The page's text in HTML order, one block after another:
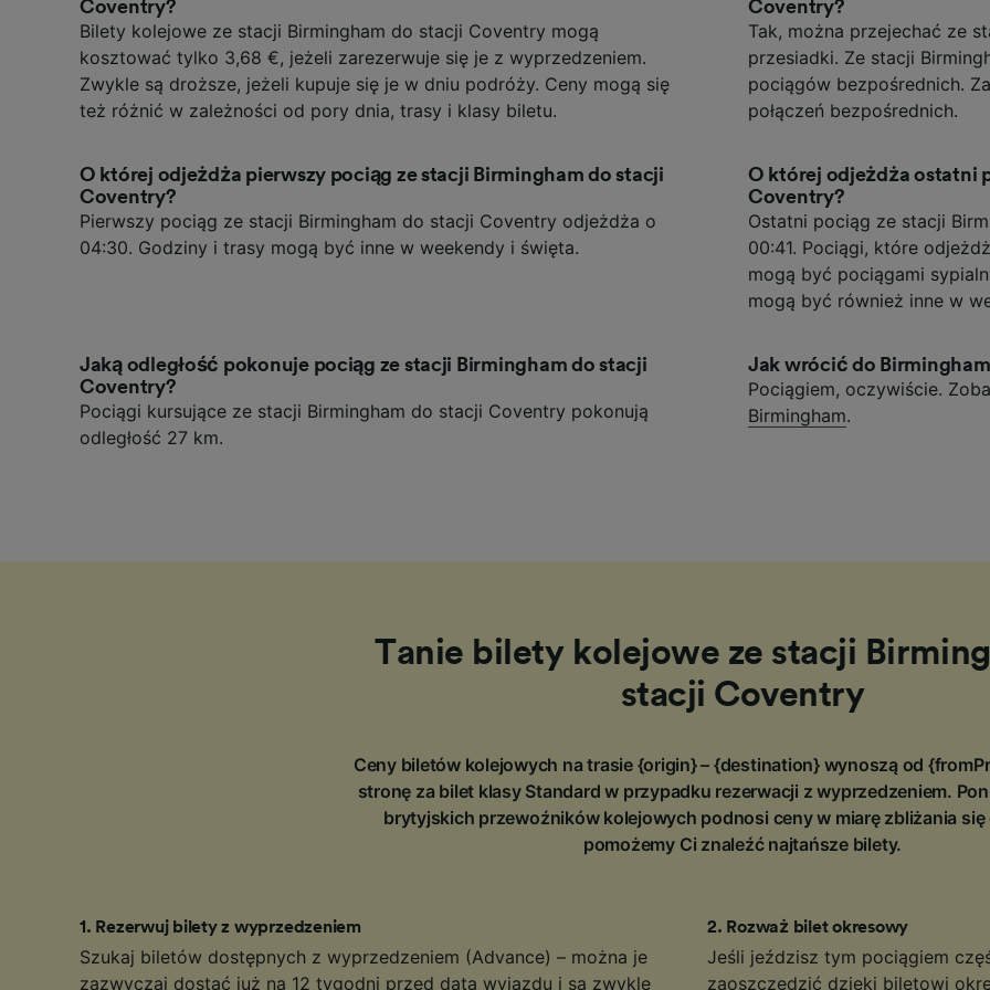
Coventry?
Bilety kolejowe ze stacji Birmingham do stacji Coventry mogą
kosztować tylko 3,68 €, jeżeli zarezerwuje się je z wyprzedzeniem.
Zwykle są droższe, jeżeli kupuje się je w dniu podróży. Ceny mogą się
też różnić w zależności od pory dnia, trasy i klasy biletu.
Coventry?
Tak, można przejechać ze
przesiadki. Ze stacji
pociągów bezpośrednich.
połączeń bezpośrednich.
O której odjeżdża pierwszy pociąg ze stacji Birmingham do stacji
Coventry?
Pierwszy pociąg ze stacji Birmingham do stacji Coventry odjeżdża o
04:30. Godziny i trasy mogą być inne w weekendy i święta.
O której odjeżdża ostatni
Coventry?
Ostatni pociąg ze stacji
00:41. Pociągi, które
mogą być pociągami
mogą być również inne w
Jaką odległość pokonuje pociąg ze stacji Birmingham do stacji
Coventry?
Pociągi kursujące ze stacji Birmingham do stacji Coventry pokonują
odległość 27 km.
Jak wrócić do
Pociągiem, oczywiście.
Birmingham.
Tanie bilety kolejowe ze stacji
stacji Coventry
Ceny biletów kolejowych na trasie {origin} – {destination} wynoszą od
stronę za bilet klasy Standard w przypadku rezerwacji z wyprzedzeniem.
brytyjskich przewoźników kolejowych podnosi ceny w miarę zbliżania
pomożemy Ci znaleźć najtańsze bilety.
1 . Rezerwuj bilety z wyprzedzeniem
Szukaj biletów dostępnych z wyprzedzeniem (Advance) – można je
zazwyczaj dostać już na 12 tygodni przed datą wyjazdu i są zwykle
2. Rozważ bilet okresowy
Jeśli jeździsz tym pociągiem
zaoszczędzić dzięki biletowi